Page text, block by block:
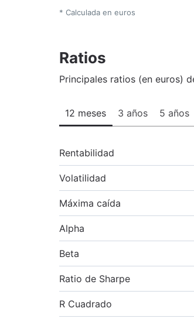
* Calculada en euros
Ratios
Principales ratios (en euros)
12 meses 3 años 5 años
Rentabilidad
Volatilidad
Máxima caída
Alpha
Beta
Ratio de Sharpe
R Cuadrado